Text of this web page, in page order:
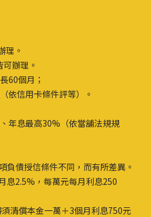
理。
辦理。
60個月；
依信用卡條件評等）。
年息最高30%（依當舖法規規
負債授信條件不同，而有所差異。
息2.5%，每萬元每月利息250
清償本金一萬＋3個月利息750元